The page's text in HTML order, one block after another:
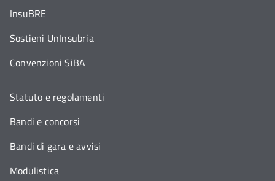
InsuBRE
Sostieni UnInsubria
Convenzioni SiBA
Statuto e regolamenti
Bandi e concorsi
Bandi di gara e avvisi
Modulistica